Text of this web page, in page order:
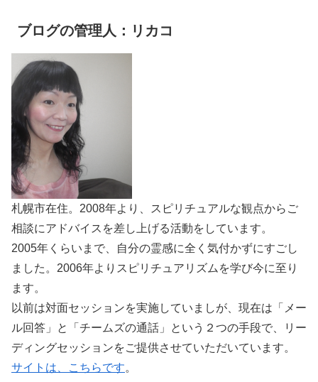
ブログの管理人：リカコ
札幌市在住。2008年より、スピリチュアルな観点からご
相談にアドバイスを差し上げる活動をしています。
2005年くらいまで、自分の霊感に全く気付かずにすごし
ました。2006年よりスピリチュアリズムを学び今に至り
ます。
以前は対面セッションを実施していましが、現在は「メー
ル回答」と「チームズの通話」という２つの手段で、リー
ディングセッションをご提供させていただいています。
サイトは、こちらです。